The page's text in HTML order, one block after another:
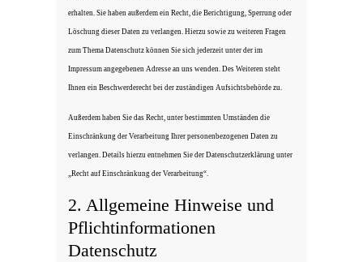
erhalten. Sie haben außerdem ein Recht, die Berichtigung, Sperrung oder
Löschung dieser Daten zu verlangen. Hierzu sowie zu weiteren Fragen
zum Thema Datenschutz können Sie sich jederzeit unter der im
Impressum angegebenen Adresse an uns wenden. Des Weiteren steht
Ihnen ein Beschwerderecht bei der zuständigen Aufsichtsbehörde zu.
Außerdem haben Sie das Recht, unter bestimmten Umständen die
Einschränkung der Verarbeitung Ihrer personenbezogenen Daten zu
verlangen. Details hierzu entnehmen Sie der Datenschutzerklärung unter
„Recht auf Einschränkung der Verarbeitung“.
2. Allgemeine Hinweise und
Pflichtinformationen
Datenschutz